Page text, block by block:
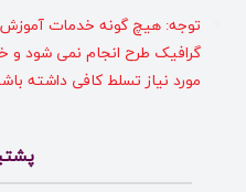
توجه: هیچ گونه خدمات
گرافیک طرح انجام نمی شود و
مورد نیاز تسلط کافی داشته